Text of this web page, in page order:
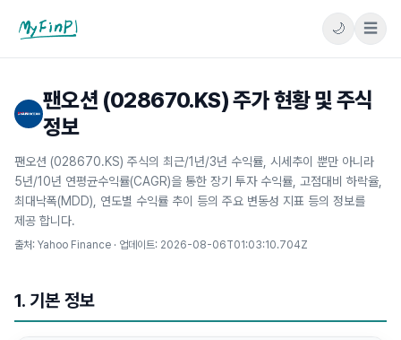
마이핀플
🌙 ☰
팬오션 (028670.KS) 주가 현황 및 주식
정보
팬오션 (028670.KS) 주식의 최근/1년/3년 수익률, 시세추이 뿐만 아니라
5년/10년 연평균수익률(CAGR)을 통한 장기 투자 수익률, 고점대비 하락율,
최대낙폭(MDD), 연도별 수익률 추이 등의 주요 변동성 지표 등의 정보를
제공 합니다.
출처: Yahoo Finance · 업데이트: 2026-08-06T01:03:10.704Z
1. 기본 정보